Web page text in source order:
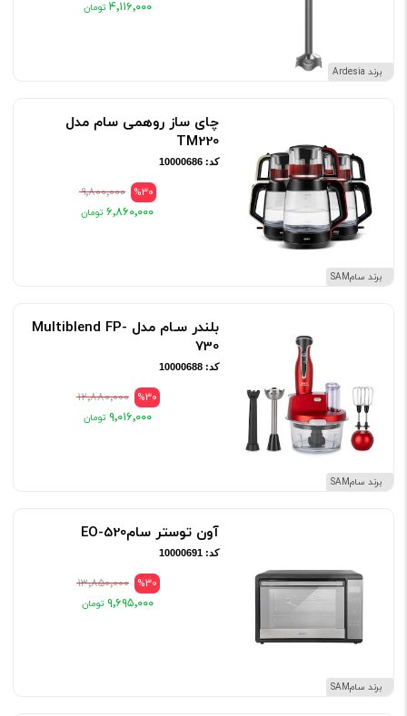
برند Ardesia
۴٬۱۱۶٬۰۰۰
برند سامSAM
چای ساز روهمی سام مدل
TM220
کد: 10000686
%30 ۹٬۸۰۰٬۰۰۰
۶٬۸۶۰٬۰۰۰
برند سامSAM
بلندر سـام مدل Multiblend FP-
730
کد: 10000688
%30 ۱۲٬۸۸۰٬۰۰۰
۹٬۰۱۶٬۰۰۰
برند سامSAM
آون توستر سامEO-520
کد: 10000691
%30 ۱۳٬۸۵۰٬۰۰۰
۹٬۶۹۵٬۰۰۰